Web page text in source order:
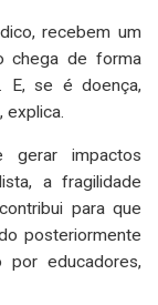
recebem um
chega de forma
E, se é doença,
explica.
gerar impactos
a fragilidade
para que
posteriormente
por educadores,